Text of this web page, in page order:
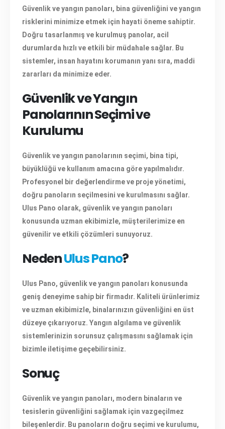
Güvenlik ve yangın panoları, bina güvenliğini ve yangın
risklerini minimize etmek için hayati öneme sahiptir.
Doğru tasarlanmış ve kurulmuş panolar, acil
durumlarda hızlı ve etkili bir müdahale sağlar. Bu
sistemler, insan hayatını korumanın yanı sıra, maddi
zararları da minimize eder.
Güvenlik ve Yangın
Panolarının Seçimi ve
Kurulumu
Güvenlik ve yangın panolarının seçimi, bina tipi,
büyüklüğü ve kullanım amacına göre yapılmalıdır.
Profesyonel bir değerlendirme ve proje yönetimi,
doğru panoların seçilmesini ve kurulmasını sağlar.
Ulus Pano olarak, güvenlik ve yangın panoları
konusunda uzman ekibimizle, müşterilerimize en
güvenilir ve etkili çözümleri sunuyoruz.
NedenUlus Pano?
Ulus Pano, güvenlik ve yangın panoları konusunda
geniş deneyime sahip bir firmadır. Kaliteli ürünlerimiz
ve uzman ekibimizle, binalarınızın güvenliğini en üst
düzeye çıkarıyoruz. Yangın algılama ve güvenlik
sistemlerinizin sorunsuz çalışmasını sağlamak için
bizimle iletişime geçebilirsiniz.
Sonuç
Güvenlik ve yangın panoları, modern binaların ve
tesislerin güvenliğini sağlamak için vazgeçilmez
bileşenlerdir. Bu panoların doğru seçimi ve kurulumu,